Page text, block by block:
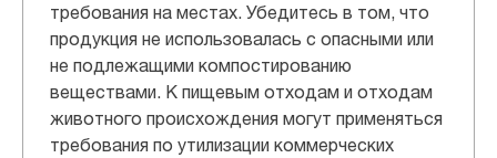
требования на местах. Убедитесь в том, что
продукция не использовалась с опасными или
не подлежащими компостированию
веществами. К пищевым отходам и отходам
животного происхождения могут применяться
требования по утилизации коммерческих